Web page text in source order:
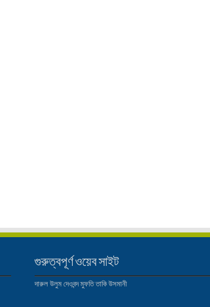
গুরুত্বপূর্ণ ওয়েব সাইট
দারুল উলুম দেওবন্দ মুফতি তাকি উসমানী